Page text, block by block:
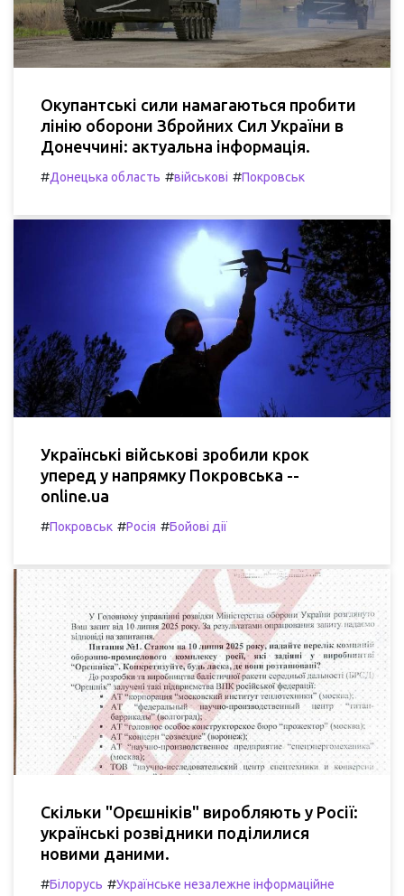
Окупантські сили намагаються пробити
лінію оборони Збройних Сил України в
Донеччині: актуальна інформація.
#Донецька область #військові #Покровськ
Українські військові зробили крок
уперед у напрямку Покровська --
online.ua
#Покровськ #Росія #Бойові дії
Скільки "Орєшніків" виробляють у Росії:
українські розвідники поділилися
новими даними.
#Білорусь #Українське незалежне інформаційне